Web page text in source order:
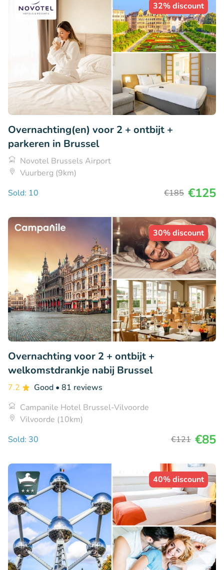
32% discount
Overnachting(en) voor 2 + ontbijt +
parkeren in Brussel
Novotel Brussels Airport
Vuurberg (9km)
Sold: 10
€185 €125
30% discount
Overnachting voor 2 + ontbijt +
welkomstdrankje nabij Brussel
7.2 Good • 81 reviews
Campanile Hotel Brussel-Vilvoorde
Vilvoorde (10km)
Sold: 30
€121 €85
40% discount